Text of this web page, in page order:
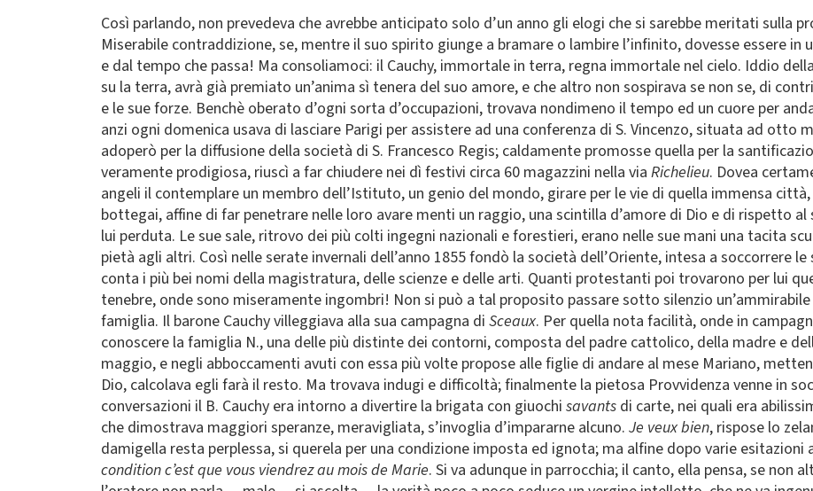
Così parlando, non prevedeva che avrebbe anticipato solo d’un anno gli elogi che si sarebbe meritati sulla
Miserabile contraddizione, se, mentre il suo spirito giunge a bramare o lambire l’infinito, dovesse essere
e dal tempo che passa! Ma consoliamoci: il Cauchy, immortale in terra, regna immortale nel cielo. Iddio
su la terra, avrà già premiato un’anima sì tenera del suo amore, e che altro non sospirava se non se, di
e le sue forze. Benchè oberato d’ogni sorta d’occupazioni, trovava nondimeno il tempo ed un cuore per
anzi ogni domenica usava di lasciare Parigi per assistere ad una conferenza di S. Vincenzo, situata ad otto
adoperò per la diffusione della società di S. Francesco Regis; caldamente promosse quella per la
veramente prodigiosa, riuscì a far chiudere nei dì festivi circa 60 magazzini nella via Richelieu. Dovea
angeli il contemplare un membro dell’Istituto, un genio del mondo, girare per le vie di quella immensa
bottegai, affine di far penetrare nelle loro avare menti un raggio, una scintilla d’amore di Dio e di rispetto al
lui perduta. Le sue sale, ritrovo dei più colti ingegni nazionali e forestieri, erano nelle sue mani una tacita
pietà agli altri. Così nelle serate invernali dell’anno 1855 fondò la società dell’Oriente, intesa a soccorrere
conta i più bei nomi della magistratura, delle scienze e delle arti. Quanti protestanti poi trovarono per lui
tenebre, onde sono miseramente ingombri! Non si può a tal proposito passare sotto silenzio
famiglia. Il barone Cauchy villeggiava alla sua campagna di Sceaux. Per quella nota facilità, onde in
conoscere la famiglia N., una delle più distinte dei contorni, composta del padre cattolico, della madre e
maggio, e negli abboccamenti avuti con essa più volte propose alle figlie di andare al mese Mariano,
Dio, calcolava egli farà il resto. Ma trovava indugi e difficoltà; finalmente la pietosa Provvidenza venne in
conversazioni il B. Cauchy era intorno a divertire la brigata con giuochi savants di carte, nei quali era
che dimostrava maggiori speranze, meravigliata, s’invoglia d’impararne alcuno. Je veux bien, rispose lo
damigella resta perplessa, si querela per una condizione imposta ed ignota; ma alfine dopo varie esitazioni
condition c’est que vous viendrez au mois de Marie. Si va adunque in parrocchia; il canto, ella pensa, se